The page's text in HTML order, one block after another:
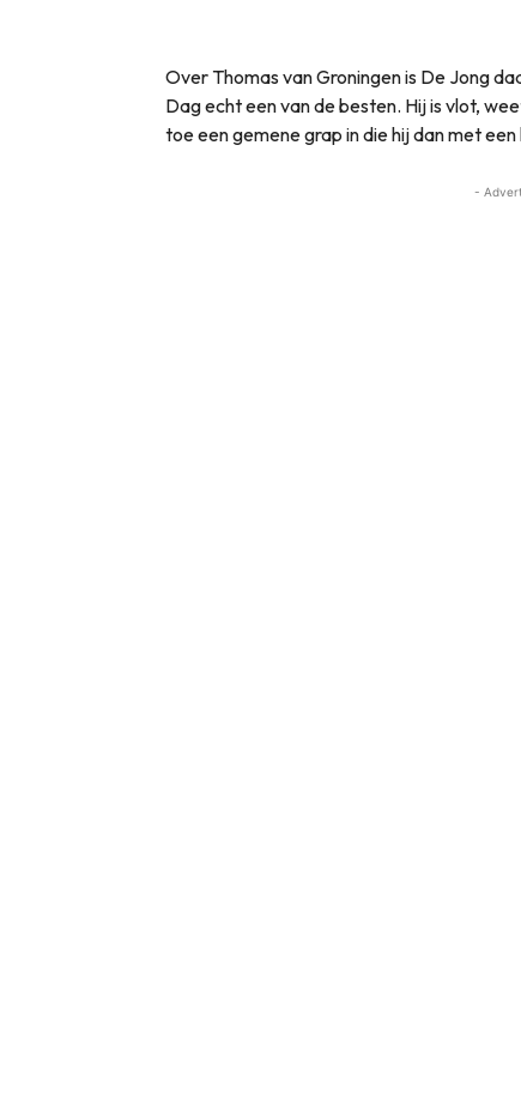
Over Thomas van Groningen is De Jong
Dag echt een van de besten. Hij is vlot,
toe een gemene grap in die hij dan met
-